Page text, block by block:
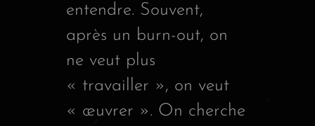
entendre. Souvent,
après un burn-out, on
ne veut plus
« travailler », on veut
« œuvrer ». On cherche